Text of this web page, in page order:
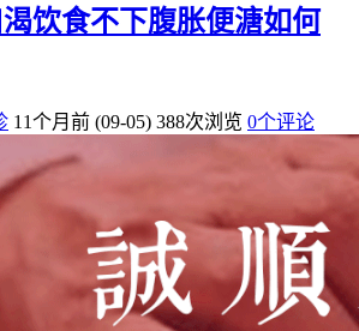
饮食不下腹胀便溏如何
11个月前 (09-05) 388次浏览 0个评论